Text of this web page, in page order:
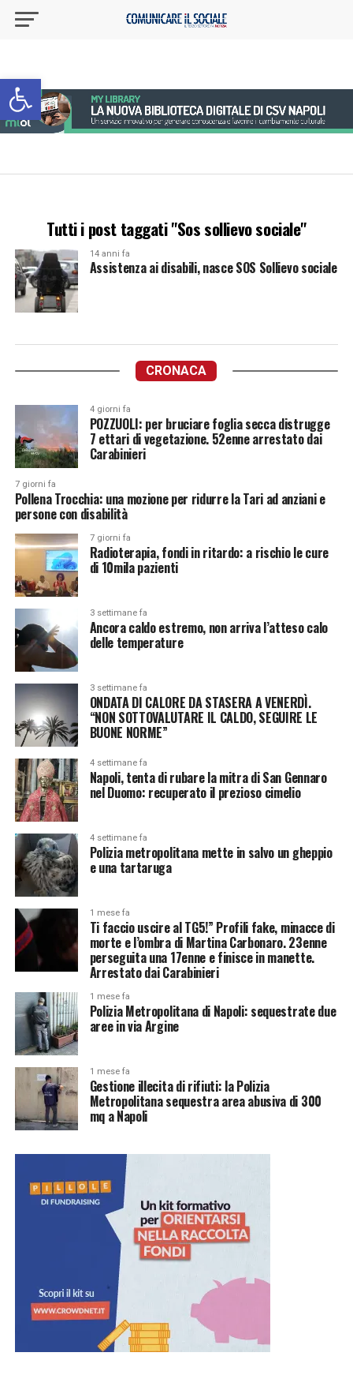
Apri la barra degli strumenti
Tutti i post taggati "Sos sollievo sociale"
14 anni fa
Assistenza ai disabili, nasce SOS Sollievo sociale
CRONACA
4 giorni fa
POZZUOLI: per bruciare foglia secca distrugge
7 ettari di vegetazione. 52enne arrestato dai
Carabinieri
7 giorni fa
Pollena Trocchia: una mozione per ridurre la Tari ad anziani e
persone con disabilità
7 giorni fa
Radioterapia, fondi in ritardo: a rischio le cure
di 10mila pazienti
3 settimane fa
Ancora caldo estremo, non arriva l’atteso calo
delle temperature
3 settimane fa
ONDATA DI CALORE DA STASERA A VENERDÌ.
“NON SOTTOVALUTARE IL CALDO, SEGUIRE LE
BUONE NORME”
4 settimane fa
Napoli, tenta di rubare la mitra di San Gennaro
nel Duomo: recuperato il prezioso cimelio
4 settimane fa
Polizia metropolitana mette in salvo un gheppio
e una tartaruga
1 mese fa
Ti faccio uscire al TG5!” Profili fake, minacce di
morte e l’ombra di Martina Carbonaro. 23enne
perseguita una 17enne e finisce in manette.
Arrestato dai Carabinieri
1 mese fa
Polizia Metropolitana di Napoli: sequestrate due
aree in via Argine
1 mese fa
Gestione illecita di rifiuti: la Polizia
Metropolitana sequestra area abusiva di 300
mq a Napoli